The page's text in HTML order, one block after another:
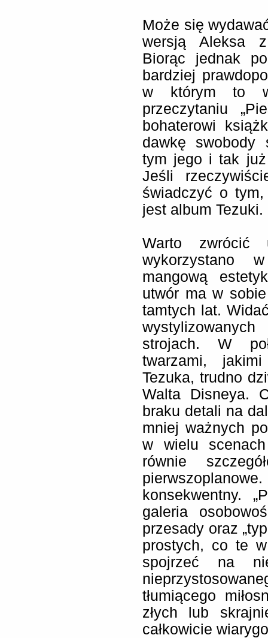
Może się
wersją Aleksa z
Biorąc jednak
bardziej
w którym to
przeczytaniu
bohaterowi
dawkę swobody
tym jego i tak już
Jeśli
świadczyć o
jest album Tezuki.
Warto
wykorzystano
mangową
utwór ma w
tamtych lat.
strojach. W
twarzami,
Tezuka, trudno
Walta Disneya.
braku detali na
mniej ważnych
w wielu
równie
konsekwentny.
galeria
przesady oraz
prostych, co te
spojrzeć na
tłumiącego
złych lub
całkowicie